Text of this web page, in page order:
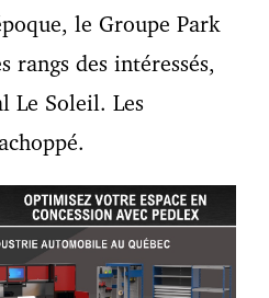
le Groupe Park
rangs des intéressés,
Le Soleil. Les